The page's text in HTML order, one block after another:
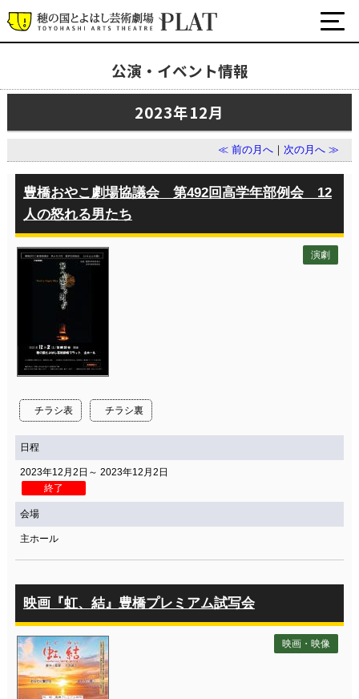
公式SNS
アクセシビリティ/
サービス
座席表
プラットニュース
サイトマップ トップに戻る
公演・イベント情報
2023年12月
≪ 前の月へ ｜次の月へ ≫
豊橋おやこ劇場協議会 第492回高学年部例会 12
人の怒れる男たち
チラシ表 チラシ裏
演劇
日程
2023年12月2日～ 2023年12月2日
終了
会場
主ホール
映画『虹、結』豊橋プレミアム試写会
映画・映像
最新の公演・イベント情報
演劇・ダンス・音楽など
イベント
プラットについて
チケット・座席表・鑑賞サポートなど
施設の利用について
サポート
関連団体・施設